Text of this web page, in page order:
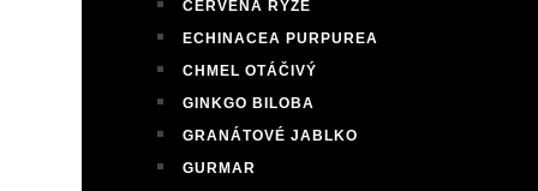
ČERVENÁ RÝŽE
ECHINACEA PURPUREA
CHMEL OTÁČIVÝ
GINKGO BILOBA
GRANÁTOVÉ JABLKO
GURMAR